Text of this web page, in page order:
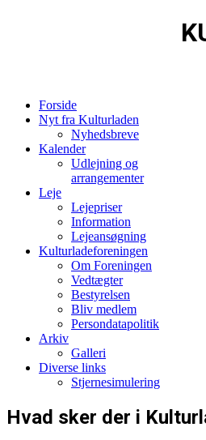
Forside
Nyt fra Kulturladen
Nyhedsbreve
Kalender
Udlejning og
arrangementer
Leje
Lejepriser
Information
Lejeansøgning
Kulturladeforeningen
Om Foreningen
Vedtægter
Bestyrelsen
Bliv medlem
Persondatapolitik
Arkiv
Galleri
Diverse links
Stjernesimulering
Hvad sker der i